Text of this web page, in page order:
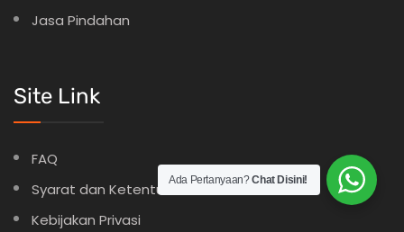
Jasa Pindahan
Site Link
FAQ
Syarat dan Ketentuan
Kebijakan Privasi
Ada Pertanyaan?Chat Disini!